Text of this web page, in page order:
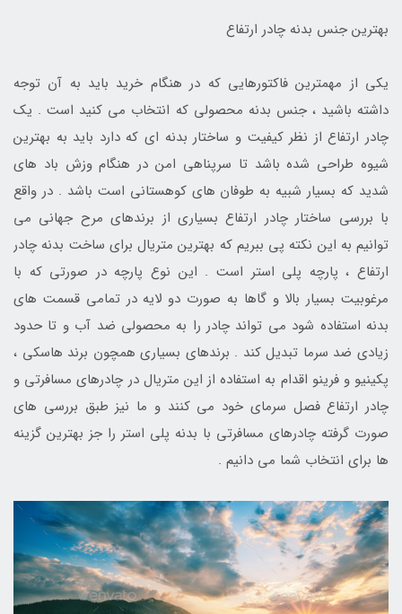
بهترین جنس بدنه چادر ارتفاع
یکی از مهمترین فاکتورهایی که در هنگام خرید باید به آن توجه
داشته باشید ، جنس بدنه محصولی که انتخاب می کنید است . یک
چادر ارتفاع از نظر کیفیت و ساختار بدنه ای که دارد باید به بهترین
شیوه طراحی شده باشد تا سرپناهی امن در هنگام وزش باد های
شدید که بسیار شبیه به طوفان های کوهستانی است باشد . در واقع
با بررسی ساختار چادر ارتفاع بسیاری از برندهای مرح جهانی می
توانیم به این نکته پی ببریم که بهترین متریال برای ساخت بدنه چادر
ارتفاع ، پارچه پلی استر است . این نوع پارچه در صورتی که با
مرغوبیت بسیار بالا و گاها به صورت دو لایه در تمامی قسمت های
بدنه استفاده شود می تواند چادر را به محصولی ضد آب و تا حدود
زیادی ضد سرما تبدیل کند . برندهای بسیاری همچون برند هاسکی ،
پکینیو و فرینو اقدام به استفاده از این متریال در چادرهای مسافرتی و
چادر ارتفاع فصل سرمای خود می کنند و ما نیز طبق بررسی های
صورت گرفته چادرهای مسافرتی با بدنه پلی استر را جز بهترین گزینه
ها برای انتخاب شما می دانیم .